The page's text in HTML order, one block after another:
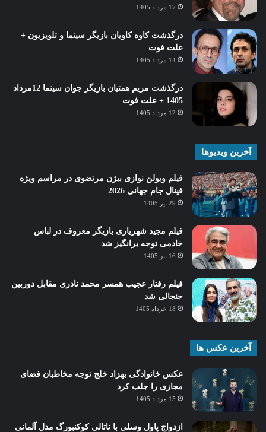
17 مرداد 1405
درگذشت کاوه کاویان بازیگر سینما و تلویزیون +
علت فوت
14 مرداد 1405
درگذشت مریم همتیان بازیگر جوان سینما 12مرداد
1405 + علت فوت
12 مرداد 1405
آخرین ویدیوها
فیلم ویولن نوازی بیژن مرتضوی در مراسم ویژه
فینال جام جهانی 2026
29 تیر 1405
فیلم مجید شهریاری بازیگر معروف در لباس
خادمی توجه برانگیز شد
16 تیر 1405
فیلم رفتار عجیب همسر محمد نادری مقابل دوربین
جنجالی شد
18 خرداد 1405
آخرین عکس ها
عکس خانوادگی بهزاد خلج توجه مخاطبان فضای
مجازی را جلب کرد
15 مرداد 1405
ازدواج پاول وسلی با ناتالی کوکنبورگ مدل آلمانی